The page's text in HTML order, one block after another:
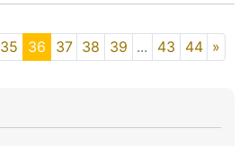
35 36 37 38 39 ... 43 44 »